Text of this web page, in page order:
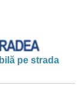
pe strada